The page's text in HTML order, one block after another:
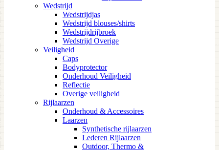
Wedstrijd
Wedstrijdjas
Wedstrijd blouses/shirts
Wedstrijdrijbroek
Wedstrijd Overige
Veiligheid
Caps
Bodyprotector
Onderhoud Veiligheid
Reflectie
Overige veiligheid
Rijlaarzen
Onderhoud & Accessoires
Laarzen
Synthetische rijlaarzen
Lederen Rijlaarzen
Outdoor, Thermo &